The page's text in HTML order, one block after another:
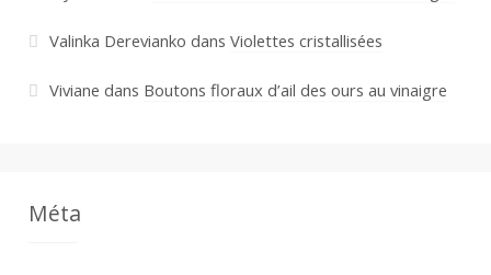
Valinka Derevianko dans Violettes cristallisées
Viviane dans Boutons floraux d’ail des ours au vinaigre
Méta